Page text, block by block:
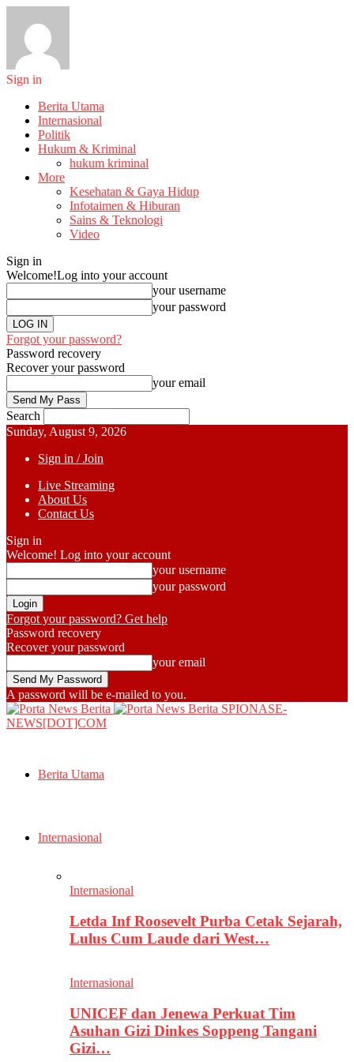
Sign in
Berita Utama
Internasional
Politik
Hukum & Kriminal
hukum kriminal
More
Kesehatan & Gaya Hidup
Infotaimen & Hiburan
Sains & Teknologi
Video
Sign in
Welcome!Log into your account
your username
your password
Forgot your password?
Password recovery
Recover your password
your email
Search
Sunday, August 9, 2026
Sign in / Join
Live Streaming
About Us
Contact Us
Sign in
Welcome! Log into your account
your username
your password
Forgot your password? Get help
Password recovery
Recover your password
your email
A password will be e-mailed to you.
SPIONASE-
NEWS[DOT]COM
Berita Utama
Internasional
Internasional
Letda Inf Roosevelt Purba Cetak Sejarah,
Lulus Cum Laude dari West…
Internasional
UNICEF dan Jenewa Perkuat Tim
Asuhan Gizi Dinkes Soppeng Tangani
Gizi…